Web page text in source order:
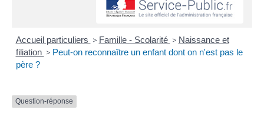
Accueil particuliers > Famille - Scolarité > Naissance et
filiation > Peut-on reconnaître un enfant dont on n'est pas le
père ?
Question-réponse